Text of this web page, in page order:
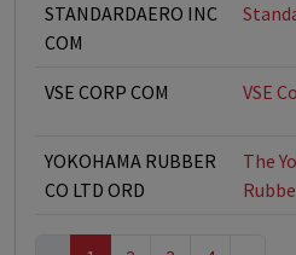
STANDARDAERO INC
COM
VSE CORP COM VSE
YOKOHAMA RUBBER
CO LTD ORD
The